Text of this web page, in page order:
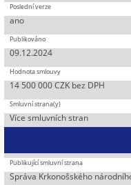
ano
09.12.2024
14 500 000 CZK bez DPH
Více smluvních stran
Správa Krkonošského